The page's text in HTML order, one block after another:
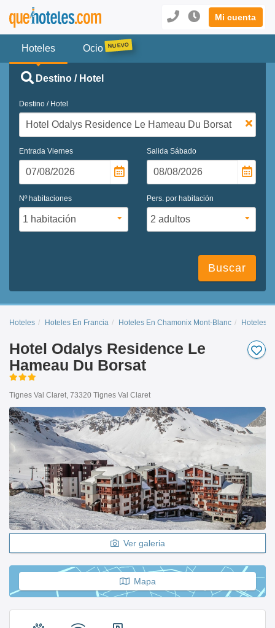
Mi cuenta
Hoteles Ocio
Destino / Hotel
Destino / Hotel
Entrada Viernes Salida Sábado
Nº habitaciones Pers. por habitación
Buscar
Hoteles Hoteles En Francia Hoteles En Chamonix Mont-Blanc Hoteles
Hotel Odalys Residence Le
Hameau Du Borsat
Tignes Val Claret, 73320 Tignes Val Claret
Ver galeria
Mapa